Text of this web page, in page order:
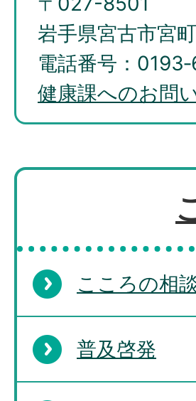
岩手県宮古市宮
電話番号：
健康課へのお問
こころの相
普及啓発